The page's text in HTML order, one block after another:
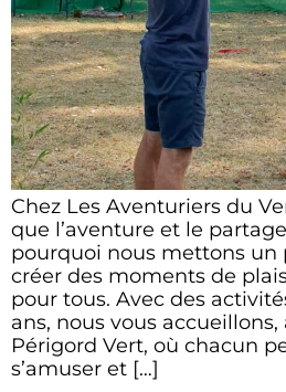
Chez Les Aventuriers du
que l’aventure et le
pourquoi nous mettons un
créer des moments de
pour tous. Avec des
ans, nous vous
Périgord Vert, où chacun
s’amuser et […]